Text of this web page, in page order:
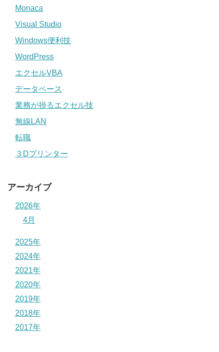
Monaca
Visual Studio
Windows便利技
WordPress
エクセルVBA
データベース
業務が捗るエクセル技
無線LAN
転職
３Dプリンター
アーカイブ
2026年
4月
2025年
2024年
2021年
2020年
2019年
2018年
2017年